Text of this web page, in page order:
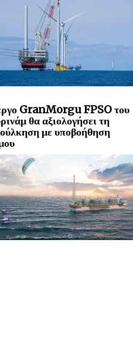
GranMorgu FPSO του
θα αξιολογήσει τη
με υποβοήθηση